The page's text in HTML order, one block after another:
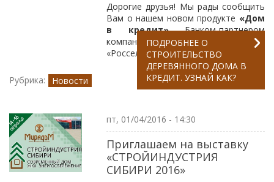
Дорогие друзья! Мы рады сообщить
Вам о нашем новом продукте «Дом
в кредит»Банком-партнером
компании «МирадоМ» стал АО
«Россельхозбанк»!
Рубрика: Новости
ПОДРОБНЕЕ О
СТРОИТЕЛЬСТВО
ДЕРЕВЯННОГО ДОМА В
КРЕДИТ. УЗНАЙ КАК?
пт, 01/04/2016 - 14:30
Приглашаем на выставку
«СТРОЙИНДУСТРИЯ
СИБИРИ 2016»